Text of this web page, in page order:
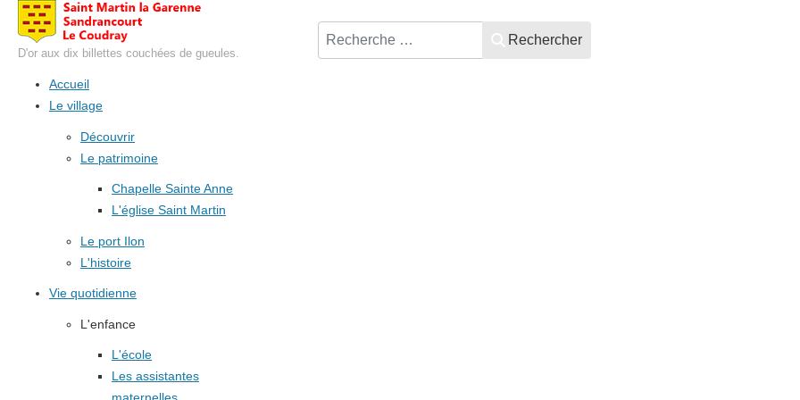
D'or aux dix billettes couchées de gueules.
Rechercher
Accueil
Le village
Découvrir
Le patrimoine
Chapelle Sainte Anne
L'église Saint Martin
Le port Ilon
L'histoire
Vie quotidienne
L'enfance
L'école
Les assistantes